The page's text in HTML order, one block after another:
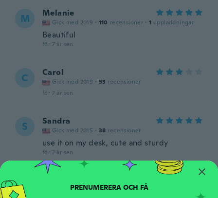
M Melanie
Gick med 2019 · 110 recensioner · 1 uppladdningar
Beautiful
för 7 år sen
C Carol
Gick med 2019 · 53 recensioner
för 7 år sen
S Sandra
Gick med 2015 · 38 recensioner
use it on my desk, cute and sturdy
för 7 år sen
S Gick med 2015 · 36 recensioner · 1PRENUMERERA OCH FÅ